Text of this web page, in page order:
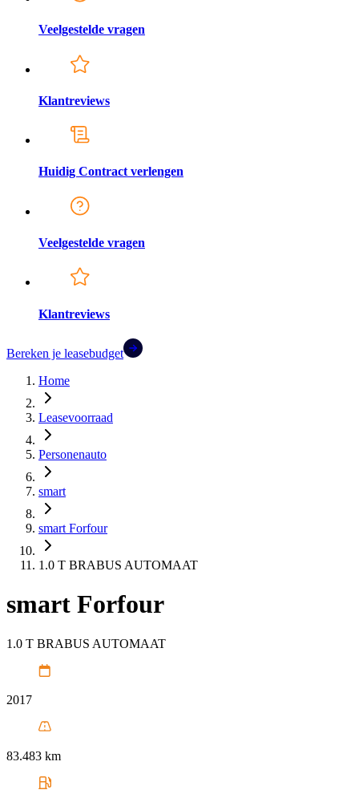
Veelgestelde vragen
Klantreviews
Huidig Contract verlengen
Veelgestelde vragen
Klantreviews
Bereken je leasebudget
Home
Leasevoorraad
Personenauto
smart
smart Forfour
1.0 T BRABUS AUTOMAAT
smart Forfour
1.0 T BRABUS AUTOMAAT
2017
83.483 km